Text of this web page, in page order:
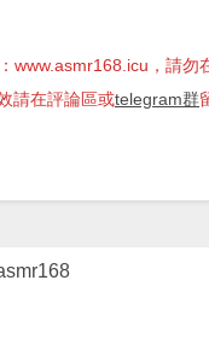
www.asmr168.icu，請勿
請在評論區或telegram群